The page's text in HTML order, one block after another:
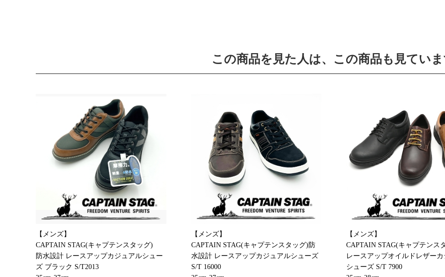
この商品を見た人は、この商品も見てい
【メンズ】
CAPTAIN STAG(キャプテンスタッグ)
防水設計 レースアップカジュアルシュー
ズ ブラック S/T2013
【メンズ】
CAPTAIN STAG(キャプテンスタッグ)防
水設計 レースアップカジュアルシューズ
S/T 16000
【メンズ】
CAPTAIN STAG(キャプテンス
レースアップオイルドレザー
シューズ S/T 7900